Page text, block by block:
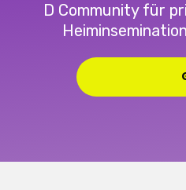
D Community für